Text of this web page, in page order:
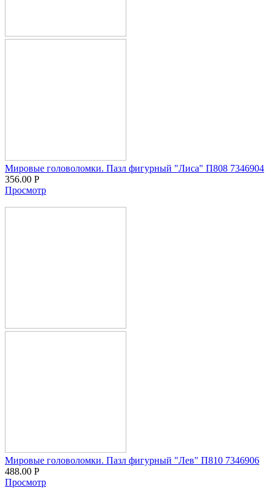
Мировые головоломки. Пазл фигурный "Лиса" П808 7346904
356.00 Р
Просмотр
Мировые головоломки. Пазл фигурный "Лев" П810 7346906
488.00 Р
Просмотр